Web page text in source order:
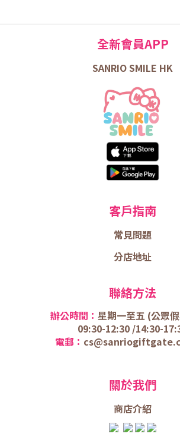
全新會員APP
SANRIO SMILE HK
客戶指南
常見問題
分店地址
聯絡方法
辦公時間： 星期一至五 (公眾
09:30-12:30 /14:30-
電郵：
關於我們
商店介紹